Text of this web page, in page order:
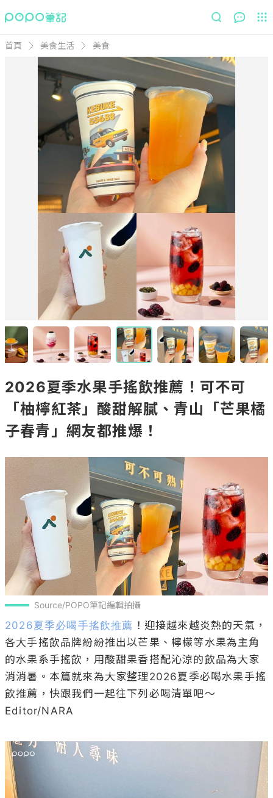
首頁 美食生活 美食
2026夏季水果手搖飲推薦！可不可
「柚檸紅茶」酸甜解膩、青山「芒果橘
子春青」網友都推爆！
Source/POPO筆記編輯拍攝
2026夏季必喝手搖飲推薦 ！迎接越來越炎熱的天氣，
各大手搖飲品牌紛紛推出以芒果、檸檬等水果為主角
的水果系手搖飲，用酸甜果香搭配沁涼的飲品為大家
消消暑。本篇就來為大家整理2026夏季必喝水果手搖
飲推薦，快跟我們一起往下列必喝清單吧～
Editor/NARA